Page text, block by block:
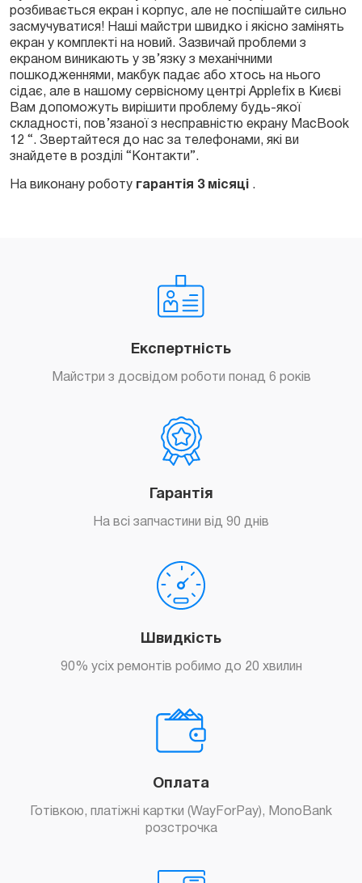
розбивається екран і корпус, але не поспішайте сильно
засмучуватися! Наші майстри швидко і якісно замінять
екран у комплекті на новий. Зазвичай проблеми з
екраном виникають у зв’язку з механічними
пошкодженнями, макбук падає або хтось на нього
сідає, але в нашому сервісному центрі Applefix в Києві
Вам допоможуть вирішити проблему будь-якої
складності, пов’язаної з несправністю екрану MacBook
12 “. Звертайтеся до нас за телефонами, які ви
знайдете в розділі “Контакти”.
На виконану роботу гарантія 3 місяці .
Експертність
Майстри з досвідом роботи понад 6 років
Гарантія
На всі запчастини від 90 днів
Швидкість
90% усіх ремонтів робимо до 20 хвилин
Оплата
Готівкою, платіжні картки (WayForPay), MonoBank
розстрочка